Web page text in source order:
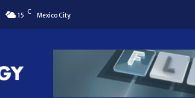
15 C Mexico City